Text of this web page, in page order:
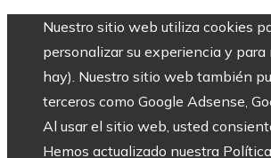
Nuestro sitio web utiliza cookies
personalizar su experiencia y
hay). Nuestro sitio web también
terceros como Google Adsense,
Al usar el sitio web, usted
Hemos actualizado nuestra